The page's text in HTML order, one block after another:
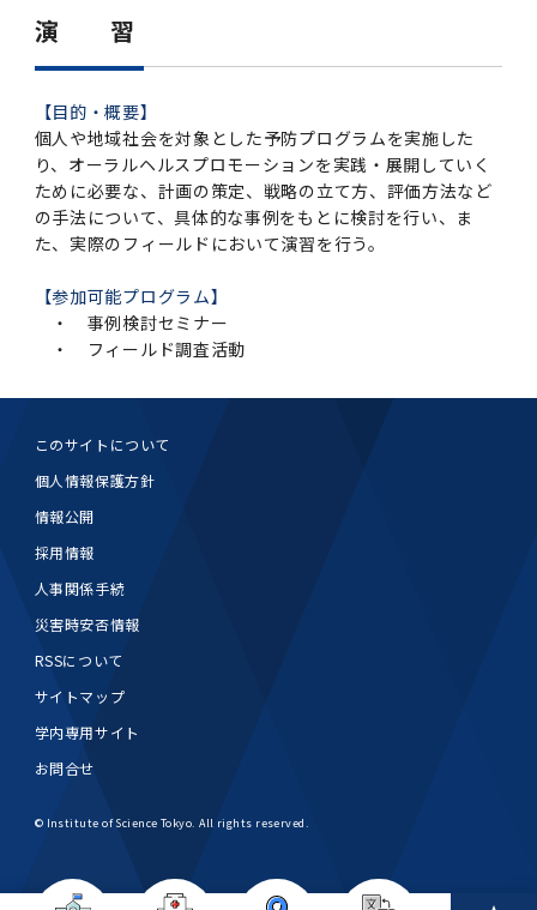
東京医科歯科大学の歴史
医歯大ひろば
第2回『教育 講義・実習の軌跡』
等について
（第３期中期目標期間中）年度計画・年度評価
等について
関連リンク先
に関する協定書
及び「複数学士号」に関する実施細目
土地・建物及び所在地／関係施設位置図
その他の情報公開
研究不正の防止
会計監査人候補者の決定について
動物実験等に関する情報
企業等からの資金提供状況の公表
女性活躍推進法による一般事業主行動計画
次世代育成支援対策推進法による一般事業主行
動計画
女性の活躍推進に向けた取り組み
キャンパスマスタープラン2016
ジョン推進宣言等トップ
ジョン推進宣言／基本方針／アクション・プラ
ン
女性活躍推進法による一般事業主行動計画
動計画
次世代認定マーク「くるみん」を取得しました
（基準適合一般事業主認定）
障がいのある学生のサポートについて
公益通報について
研究情報サイト
アパート等の紹介
卒業後の進路データ
サークル紹介
大学祭
地域特別枠推薦選抜説明会
キャンパス見学 ※現在は受け付けておりませ
ん
ILA国府台 公開講座等のお知らせ
キャンパス紹介
系）「Science Tokyo SPRING (医歯学系)」
（旧TMDU卓越大学院生制度）対象学生（秋入
学対象）の募集について
Call for Applications to Science Tokyo
SPRING（MD）Program for the 2024
Academic Year by Eligible Students
(*Autumn admission)
令和６年度（２０２４年度）総合知と癒しの次
世代フロントランナー育成プログラム（医歯学
系）「Science Tokyo SPRING (医歯学系)」
Call for Applications to TMDU-SPRING
Program (formerly the TMDU WISE
Program) for the 2024 Academic Year
令和6年度（2024年度）東京医科歯科大学
「TMDU-SPRING」対象学生の募集について
（※春入学対象）について
Call for Application to TMDU WISE
Programs (II) for the 2023 Academic Year
「卓越大学院生制度（Ⅱ）」対象学生（秋入学
「修学支援に対する相談窓口」を設置しまし
高等教育の修学支援制度
2025年度国立大学臨床検査学系博士後期課程
優秀賞募集について
ピアサポーター
証明書関係
証明書関係トップ
医学部在学生
歯学部在学生
大学院在学生
障がいのある学生サポート
障がいのある学生サポートトップ
修学上の支援について
学生相談支援室
障害を理由とする差別の解消の推進に関する対
応要領
バリアフリーマップ
困りごと対策貸出グッズ
令和７年度（２０２５年度）新入生向けPC購
入推奨仕様書
「研究者早期育成コース」採用決定通知書授与
式を行いました。
令和５年度（２０２３年度）東京医科歯科大学
「研究者早期育成コース及び研究者養成コー
ス」採用決定通知書授与式を行いました。
「研究者早期育成コース及び研究者養成コー
ス」採用決定通知書授与式を行いました。
「卓越大学院生制度（Ⅰ）」採用決定通知書授
学内就職支援イベント
学外就職支援イベント
就職支援サイトリンク集
就職支援ガイド
外国人留学生の就職情報について
OB・OG情報について
内定取り消しについて
進路届の提出について
卒業後の進路及び卒業者数
学生・女性支援センター
わくわく保育園
フィットネスルーム・売店
台風等の自然災害や交通機関運休による休講措
due to Natural Disasters, such as
Typhoons, and Transportation
Cancellation (for the Yushima area)
新入学の大学院生へ To New Graduate
概要
医歯学総合研究科博士課程医歯学系専攻履修要
項（シラバス）
博士課程 生命理工医療科学専攻
博士課程 生命理工医療科学専攻トップ
概要
分野構成
医歯学総合研究科博士課程生命理工学系専攻履
修要項（シラバス）
履修要項（大学院シラバス）
年報
年報トップ
2024年（25.7MB）
2022年（38.1 MB）
2021年（PDF：71.9 MB）
2020年 （PDF：67.8MB）
2019年 （PDF：71.7MB）
2018年 （PDF：83.3MB）
統合教育機構学務企画課
セミナー・特別講義
2026年度
2025年度
2023年度
2024年度
2022年度
設置計画履行状況報告書
看護先進科学専攻
５大学災害看護コンソーシアム履修の手引き
統合教育機構学務企画課
設置計画履行状況報告書
年報
年報トップ
2023年（PDF：4.5MB）
2022年（PDF：53.8 MB）
2021年（PDF：4.5 MB）
2019年 （PDF：5.2MB）
2018年 （PDF：18.7MB）
大学病院トップ
医科（医系診療部門）
歯科（歯系診療部門）
スポーツサイエンス機構
M&Dデータ科学センター
統合教育機構
医学・歯学分野における数理・データサイエン
ス・AI教育開発事業
向け）
Regarding education and student life after
the integration（For prospective
students）
大学統合時の教育・学生生活について（在学生
向け）
Regarding education and student life after
the integration (For current students)
教学IR関連公開情報
教学IR関連公開情報トップ
卒業生進路アンケート
統合研究機構・統合イノベーション機構トップ
統合イノベーション機構
統合イノベーション機構トップ
イノベーション創出の基盤構築プロジェクト
オープンイノベーションセンター
ヘルスサイエンスR&Dセンター
若手研究者支援センター（統合研究機構）
研究基盤クラスター（統合研究機構）
研究基盤クラスター（統合研究機構）トップ
リサーチコアセンター
実験動物センター
疾患バイオリソースセンター
先端医歯工学創成クラスター（統合研究機構）
トップ
再生医療研究センター
再生医療研究センター（微生物安全性グルー
統合研究機構から他部局へ異動したセンター
統合研究機構から他部局へ異動したセンタート
ップ
低侵襲医療センター（旧：低侵襲医歯学研究セ
オープンイノベーションセンター
統合国際機構
統合情報機構（図書館部門・ITセキュリティ部
統合情報機構（図書館部門・ITセキュリティ部
門）トップ
ITヘルプデスク（学内専用サイト）
ITセキュリティ部門（学内専用サイト）
学生支援・保健管理機構
学生支援・保健管理機構トップ
保健管理センター
湯島学生支援センター
湯島学生支援センタートップ
環境安全管理室
環境安全管理室トップ
環境報告書
広報部
ES細胞/iPS細胞を使用する実験(学内専用)
各種委員会関係(学内専用)
特定認定再生医療等委員会
高等研究院
利益相反
臨床研究法における臨床研究の利益相反管理に
ついて
特定認定再生医療等委員会
利益相反に関する説明会資料(ダウンロード)(学
内専用)
研究大学強化促進事業に関する情報・評価
演 習
【目的・概要】
個人や地域社会を対象とした予防プログラムを実施した
り、オーラルヘルスプロモーションを実践・展開していく
ために必要な、計画の策定、戦略の立て方、評価方法など
の手法について、具体的な事例をもとに検討を行い、ま
た、実際のフィールドにおいて演習を行う。
【参加可能プログラム】
・ 事例検討セミナー
・ フィールド調査活動
このサイトについて
個人情報保護方針
情報公開
採用情報
人事関係手続
災害時安否情報
RSSについて
サイトマップ
学内専用サイト
お問合せ
© Institute of Science Tokyo. All rights reserved.